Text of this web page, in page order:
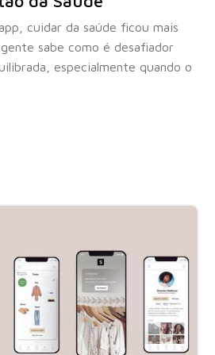
cuidar da saúde ficou mais
sabe como é desafiador
especialmente quando o